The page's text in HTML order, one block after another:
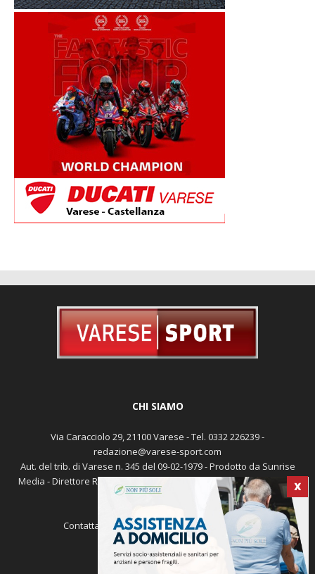
X
CHI SIAMO
Via Caracciolo 29, 21100 Varese - Tel. 0332 226239 -
redazione@varese-sport.com
Aut. del trib. di Varese n. 345 del 09-02-1979 - Prodotto da Sunrise
Media - Direttore Responsabile: Michele Marocco -Cookie policy
Pubblicità
Contattaci: redazione@varese-sport.com